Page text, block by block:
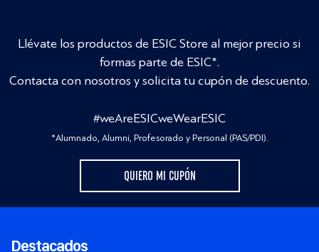
Llévate los productos de ESIC Store al mejor precio si
formas parte de ESIC*.
Contacta con nosotros y solicita tu cupón de descuento.
#weAreESICweWearESIC
*Alumnado, Alumni, Profesorado y Personal (PAS/PDI).
QUIERO MI CUPÓN
Destacados